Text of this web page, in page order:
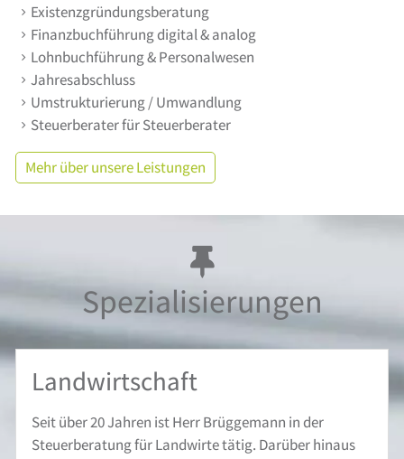
Existenzgründungsberatung
Finanzbuchführung digital & analog
Lohnbuchführung & Personalwesen
Jahresabschluss
Umstrukturierung / Umwandlung
Steuerberater für Steuerberater
Mehr über unsere Leistungen
Spezialisierungen
Landwirtschaft
Seit über 20 Jahren ist Herr Brüggemann in der
Steuerberatung für Landwirte tätig. Darüber hinaus